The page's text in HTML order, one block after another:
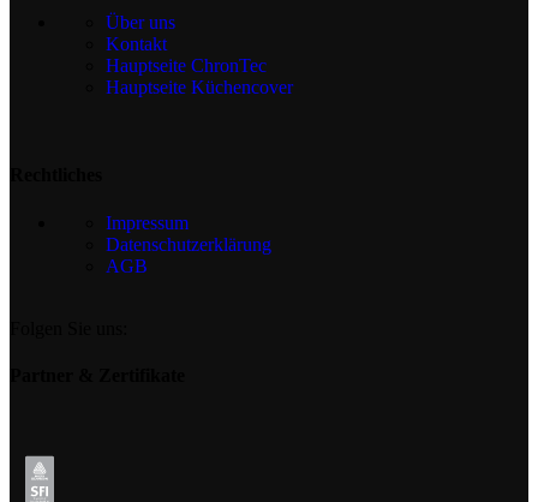
Über uns
Kontakt
Hauptseite ChronTec
Hauptseite Küchencover
Impressum
Datenschutzerklärung
AGB